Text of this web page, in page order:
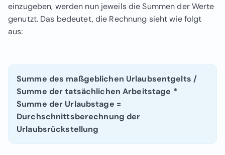
einzugeben, werden nun jeweils die Summen der Werte
genutzt. Das bedeutet, die Rechnung sieht wie folgt
aus:
Summe des maßgeblichen Urlaubsentgelts /
Summe der tatsächlichen Arbeitstage *
Summe der Urlaubstage =
Durchschnittsberechnung der
Urlaubsrückstellung